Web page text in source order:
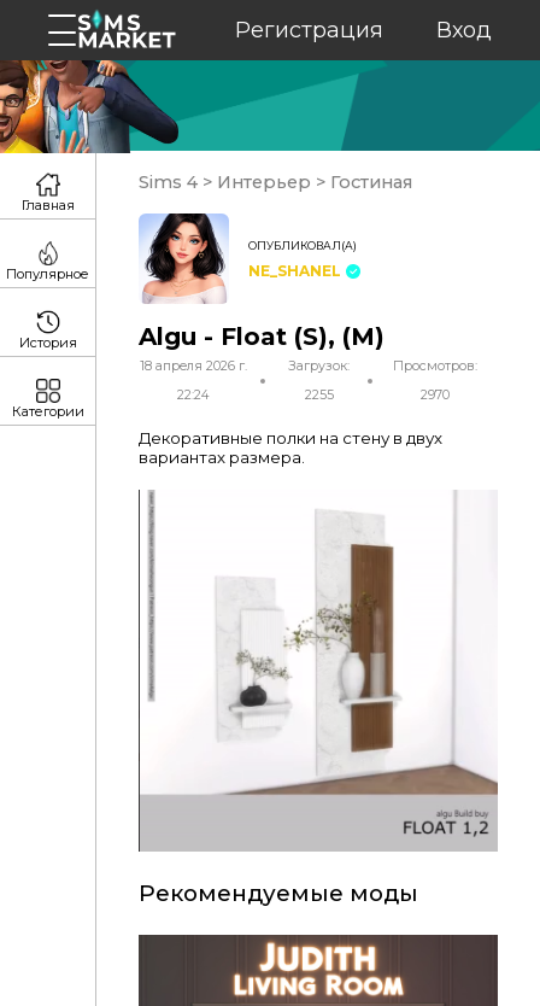
Регистрация Вход
Sims 4 > Интерьер > Гостиная
ОПУБЛИКОВАЛ(А)
NE_SHANEL
Algu - Float (S), (M)
18 апреля 2026 г.
22:24
Загрузок:
2255
Просмотров:
2970
Декоративные полки на стену в двух
вариантах размера.
Рекомендуемые моды
Главная
Популярное
История
Категории